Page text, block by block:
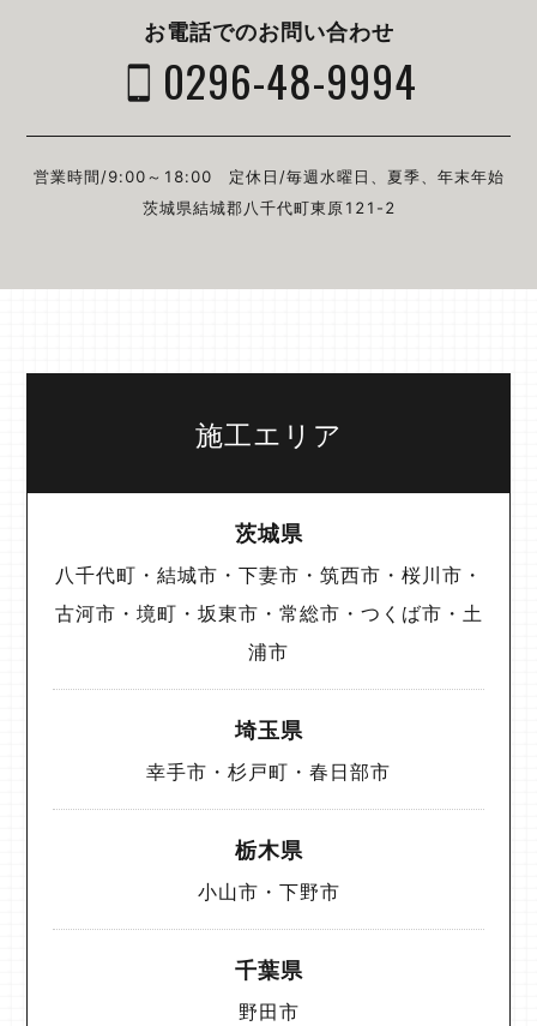
お電話でのお問い合わせ
0296-48-9994
営業時間/9:00～18:00 定休日/毎週⽔曜⽇、夏季、年末年始
茨城県結城郡⼋千代町東原121-2
施工エリア
茨城県
八千代町・結城市・下妻市・筑西市・桜川市・
古河市・境町・坂東市・常総市・つくば市・土
浦市
埼玉県
幸手市・杉戸町・春日部市
栃木県
小山市・下野市
千葉県
野田市